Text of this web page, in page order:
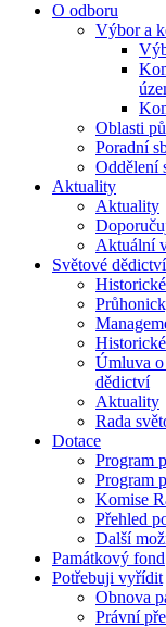
O odboru
Výbor a
Oblasti
Poradní
Oddělení
Aktuality
Aktuality
Aktuální
Světové dědictví
Úmluva
dědictví
Aktuality
Rada
Dotace
Program
Program
Komise
Přehled
Další
Památkový fond
Potřebuji vyřídit
Obnova
Právní